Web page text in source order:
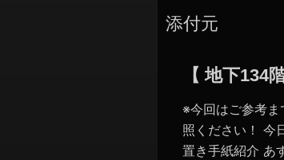
添付元
【 地下
※今回はご参考
照ください！ 今
置き手紙紹介